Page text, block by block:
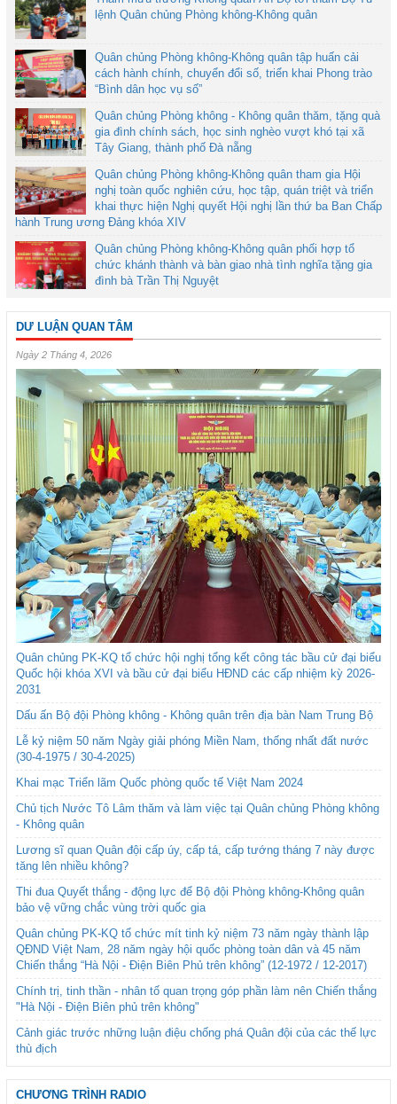
lệnh Quân chủng Phòng không-Không quân
Quân chủng Phòng không-Không quân tập huấn cải
cách hành chính, chuyển đổi số, triển khai Phong trào
“Bình dân học vụ số”
Quân chủng Phòng không - Không quân thăm, tặng quà
gia đình chính sách, học sinh nghèo vượt khó tại xã
Tây Giang, thành phố Đà nẵng
Quân chủng Phòng không-Không quân tham gia Hội
nghị toàn quốc nghiên cứu, học tập, quán triệt và triển
khai thực hiện Nghị quyết Hội nghị lần thứ ba Ban Chấp
hành Trung ương Đảng khóa XIV
Quân chủng Phòng không-Không quân phối hợp tổ
chức khánh thành và bàn giao nhà tình nghĩa tặng gia
đình bà Trần Thị Nguyệt
DƯ LUẬN QUAN TÂM
Ngày 2 Tháng 4, 2026
Quân chủng PK-KQ tổ chức hội nghị tổng kết công tác bầu cử đại biểu
Quốc hội khóa XVI và bầu cử đại biểu HĐND các cấp nhiệm kỳ 2026-
2031
Dấu ấn Bộ đội Phòng không - Không quân trên địa bàn Nam Trung Bộ
Lễ kỷ niệm 50 năm Ngày giải phóng Miền Nam, thống nhất đất nước
(30-4-1975 / 30-4-2025)
Khai mạc Triển lãm Quốc phòng quốc tế Việt Nam 2024
Chủ tịch Nước Tô Lâm thăm và làm việc tại Quân chủng Phòng không
- Không quân
Lương sĩ quan Quân đội cấp úy, cấp tá, cấp tướng tháng 7 này được
tăng lên nhiều không?
Thi đua Quyết thắng - động lực để Bộ đội Phòng không-Không quân
bảo vệ vững chắc vùng trời quốc gia
Quân chủng PK-KQ tổ chức mít tinh kỷ niệm 73 năm ngày thành lập
QĐND Việt Nam, 28 năm ngày hội quốc phòng toàn dân và 45 năm
Chiến thắng “Hà Nội - Điện Biên Phủ trên không” (12-1972 / 12-2017)
Chính trị, tinh thần - nhân tố quan trọng góp phần làm nên Chiến thắng
"Hà Nội - Điện Biên phủ trên không"
Cảnh giác trước những luận điệu chống phá Quân đội của các thế lực
thù địch
CHƯƠNG TRÌNH RADIO